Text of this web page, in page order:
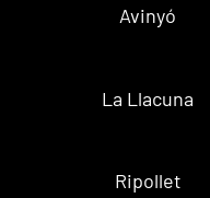
Avinyó
La Llacuna
Ripollet